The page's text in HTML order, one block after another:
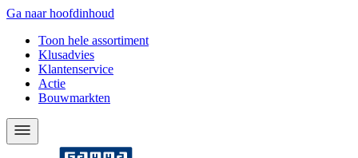
Ga naar hoofdinhoud
Toon hele assortiment
Klusadvies
Klantenservice
Actie
Bouwmarkten